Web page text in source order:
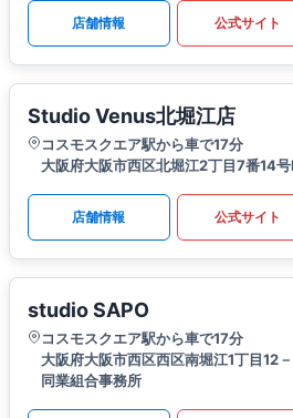
店舗情報 公式サイト
Studio Venus北堀江店
コスモスクエア駅から車で17分
大阪府大阪市西区北堀江2丁目7番14
店舗情報 公式サイト
studio SAPO
コスモスクエア駅から車で17分
大阪府大阪市西区西区南堀江1丁目12
同業組合事務所